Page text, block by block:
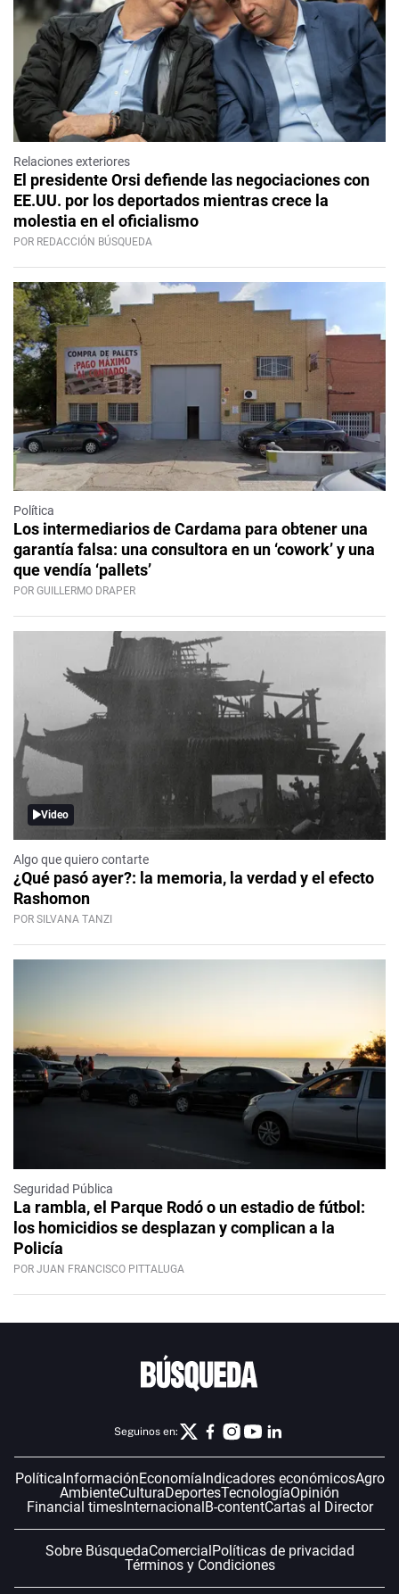
Relaciones exteriores
El presidente Orsi defiende las negociaciones con
EE.UU. por los deportados mientras crece la
molestia en el oficialismo
POR REDACCIÓN BÚSQUEDA
Política
Los intermediarios de Cardama para obtener una
garantía falsa: una consultora en un ‘cowork’ y una
que vendía ‘pallets’
POR GUILLERMO DRAPER
Video
Algo que quiero contarte
¿Qué pasó ayer?: la memoria, la verdad y el efecto
Rashomon
POR SILVANA TANZI
Seguridad Pública
La rambla, el Parque Rodó o un estadio de fútbol:
los homicidios se desplazan y complican a la
Policía
POR JUAN FRANCISCO PITTALUGA
Seguinos en:
Política InformaciónEconomía Indicadores económicosAgro
AmbienteCulturaDeportesTecnologíaOpinión
Financial timesInternacional B-contentCartas al Director
Sobre BúsquedaComercial Políticas de privacidad
Términos y Condiciones